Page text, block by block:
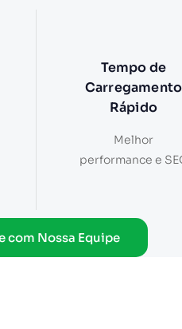
Tempo de
Carregamento
Rápido
Melhor
performance e
com Nossa Equipe